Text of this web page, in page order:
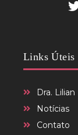
Links Úteis
Dra. Lilian
Notícias
Contato